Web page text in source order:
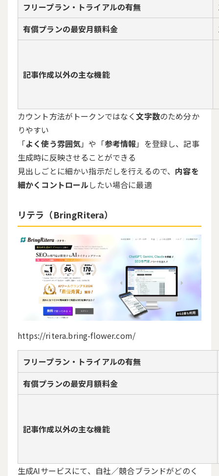
フリープラン・トライアルの有無
有償プランの最安月額料金
記事作成以外の主な機能
カウント方法がトークンではなく文字数のため分か
りやすい
「よく使う雰囲気」や「参考情報 」を登録し、記事
生成時に反映させることができる
見出しごとに細かい指示だしを行えるので、 内容を
細かくコントロールしたい場合に最適
リテラ（BringRitera）
https://ritera.bring-flower.com/
フリープラン・トライアルの有無
有償プランの最安月額料金
記事作成以外の主な機能
生成AIサービスにて、自社／競合ブランドがどのく